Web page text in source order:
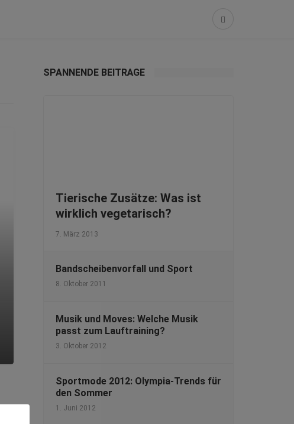
SPANNENDE BEITRÄGE
Tierische Zusätze: Was ist
wirklich vegetarisch?
7. März 2013
Bandscheibenvorfall und Sport
8. Oktober 2011
Musik und Moves: Welche Musik
passt zum Lauftraining?
3. Oktober 2012
Sportmode 2012: Olympia-Trends für
den Sommer
1. Juni 2012